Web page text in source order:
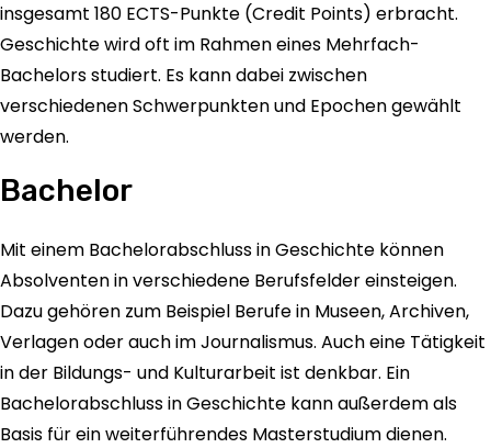
insgesamt 180 ECTS-Punkte (Credit Points) erbracht.
Geschichte wird oft im Rahmen eines Mehrfach-
Bachelors studiert. Es kann dabei zwischen
verschiedenen Schwerpunkten und Epochen gewählt
werden.
Bachelor
Mit einem Bachelorabschluss in Geschichte können
Absolventen in verschiedene Berufsfelder einsteigen.
Dazu gehören zum Beispiel Berufe in Museen, Archiven,
Verlagen oder auch im Journalismus. Auch eine Tätigkeit
in der Bildungs- und Kulturarbeit ist denkbar. Ein
Bachelorabschluss in Geschichte kann außerdem als
Basis für ein weiterführendes Masterstudium dienen.